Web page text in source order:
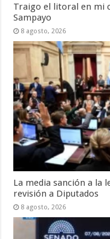
Traigo el litoral en mi
Sampayo
8 agosto, 2026
La media sanción a la
revisión a Diputados
8 agosto, 2026